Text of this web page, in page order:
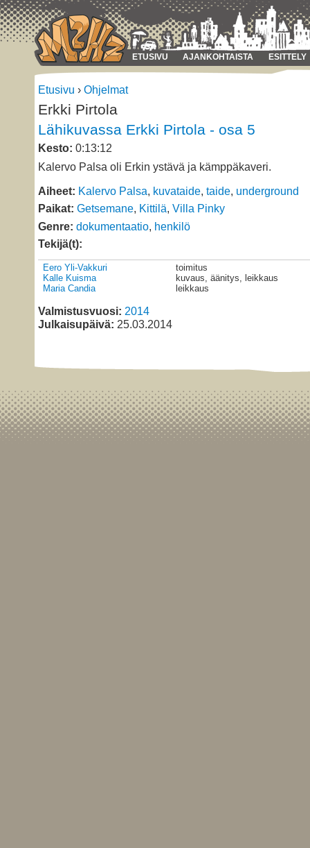
ETUSIVU AJANKOHTAISTA ESITTELY
Etusivu › Ohjelmat
Erkki Pirtola
Lähikuvassa Erkki Pirtola - osa 5
Kesto: 0:13:12
Kalervo Palsa oli Erkin ystävä ja kämppäkaveri.
Aiheet: Kalervo Palsa, kuvataide, taide, underground
Paikat: Getsemane, Kittilä, Villa Pinky
Genre: dokumentaatio, henkilö
Tekijä(t):
Eero Yli-Vakkuri
Kalle Kuisma
Maria Candia
toimitus
kuvaus, äänitys, leikkaus
leikkaus
Valmistusvuosi: 2014
Julkaisupäivä: 25.03.2014